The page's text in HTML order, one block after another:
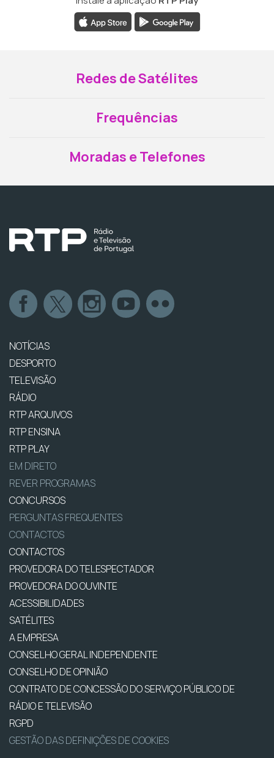
Redes de Satélites
Frequências
Moradas e Telefones
NOTÍCIAS
DESPORTO
TELEVISÃO
RÁDIO
RTP ARQUIVOS
RTP ENSINA
RTP PLAY
EM DIRETO
REVER PROGRAMAS
CONCURSOS
PERGUNTAS FREQUENTES
CONTACTOS
CONTACTOS
PROVEDORA DO TELESPECTADOR
PROVEDORA DO OUVINTE
ACESSIBILIDADES
SATÉLITES
A EMPRESA
CONSELHO GERAL INDEPENDENTE
CONSELHO DE OPINIÃO
CONTRATO DE CONCESSÃO DO SERVIÇO PÚBLICO DE
RÁDIO E TELEVISÃO
RGPD
GESTÃO DAS DEFINIÇÕES DE COOKIES